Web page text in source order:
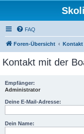
FAQ
Foren-Übersicht Kontakt
Kontakt mit der
Empfänger:
Administrator
Deine E-Mail-Adresse:
Dein Name: